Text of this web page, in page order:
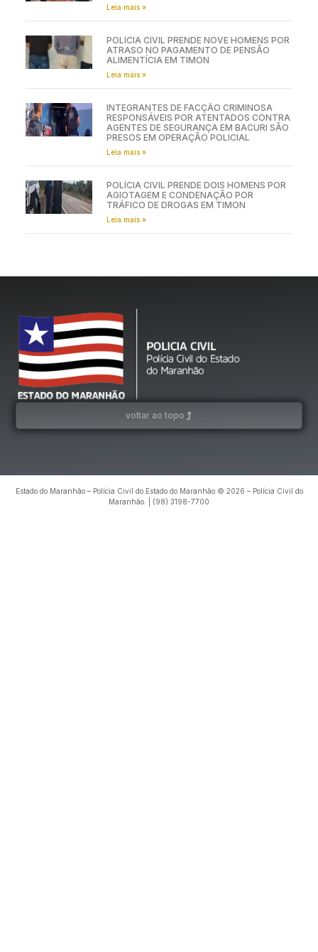
Leia mais »
POLÍCIA CIVIL PRENDE NOVE HOMENS POR
ATRASO NO PAGAMENTO DE PENSÃO
ALIMENTÍCIA EM TIMON
Leia mais »
INTEGRANTES DE FACÇÃO CRIMINOSA
RESPONSÁVEIS POR ATENTADOS CONTRA
AGENTES DE SEGURANÇA EM BACURI SÃO
PRESOS EM OPERAÇÃO POLICIAL
Leia mais »
POLÍCIA CIVIL PRENDE DOIS HOMENS POR
AGIOTAGEM E CONDENAÇÃO POR
TRÁFICO DE DROGAS EM TIMON
Leia mais »
voltar ao topo
Estado do Maranhão – Polícia Civil do Estado do Maranhão © 2026 – Polícia Civil do
Maranhão. | (98) 3198-7700